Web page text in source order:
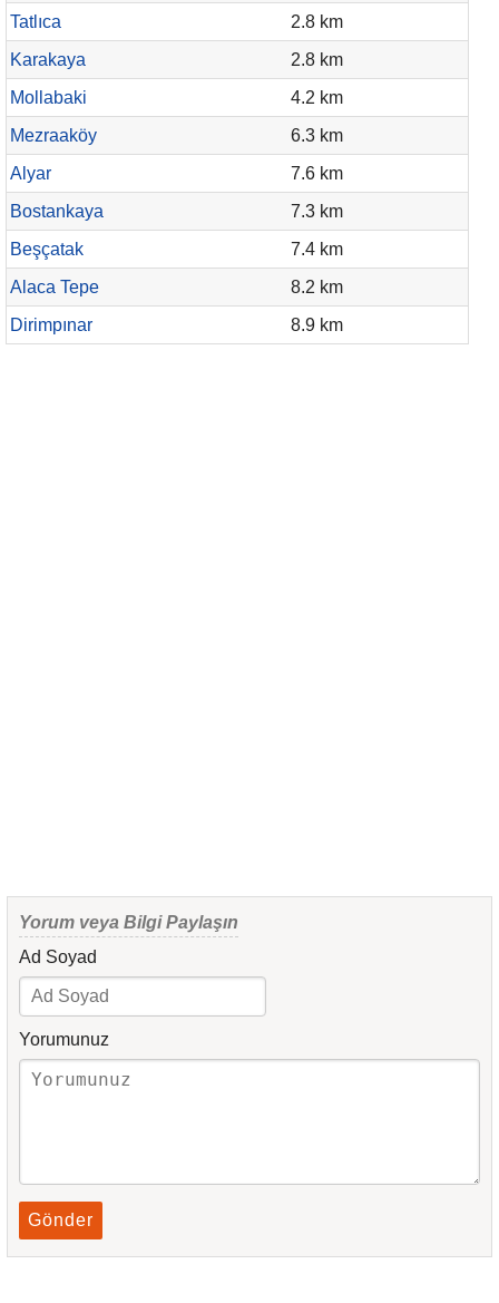
Tatlıca
2.8 km
Karakaya
2.8 km
Mollabaki
4.2 km
Mezraaköy
6.3 km
Alyar
7.6 km
Bostankaya
7.3 km
Beşçatak
7.4 km
Alaca Tepe
8.2 km
Dirimpınar
8.9 km
Yorum veya Bilgi Paylaşın
Ad Soyad
Yorumunuz
Gönder